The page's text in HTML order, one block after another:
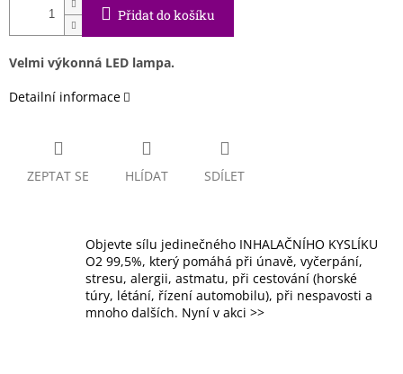
Přidat do košíku
Velmi výkonná LED lampa.
Detailní informace
ZEPTAT SE HLÍDAT SDÍLET
Objevte sílu jedinečného INHALAČNÍHO KYSLÍKU
O2 99,5%, který pomáhá při únavě, vyčerpání,
stresu, alergii, astmatu, při cestování (horské
túry, létání, řízení automobilu), při nespavosti a
mnoho dalších. Nyní v akci >>